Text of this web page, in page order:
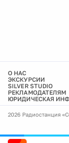
О НАС
ЭКСКУРСИИ
SILVER STUDIO
РЕКЛАМОДАТЕЛЯМ
ЮРИДИЧЕСКАЯ
2026 Радиостанция